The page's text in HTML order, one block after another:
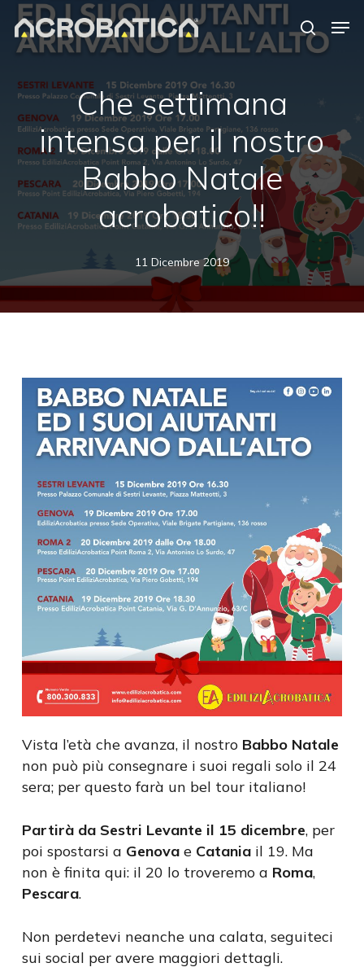
Skip
main
search
Che settimana
intensa per il nostro
Babbo Natale
acrobatico!!
11 Dicembre 2019
Vista l’età che avanza, il nostro Babbo Natale
non può più consegnare i suoi regali solo il 24
sera; per questo farà un bel tour italiano!
Partirà da Sestri Levante il 15 dicembre, per
poi spostarsi a Genovae Cataniail 19. Ma
non è finita qui: il 20 lo troveremo a Roma,
Pescara.
Non perdetevi neanche una calata, seguiteci
sui social per avere maggiori dettagli.
Close